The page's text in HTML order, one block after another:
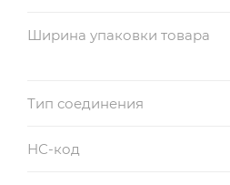
Ширина упаковки товара
Тип соединения
НС-код